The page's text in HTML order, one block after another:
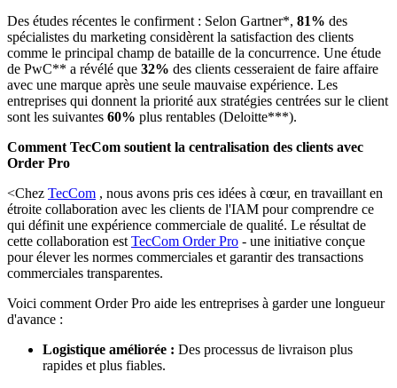
Des études récentes le confirment : Selon Gartner*, 81% des
spécialistes du marketing considèrent la satisfaction des clients
comme le principal champ de bataille de la concurrence. Une étude
de PwC** a révélé que 32% des clients cesseraient de faire affaire
avec une marque après une seule mauvaise expérience. Les
entreprises qui donnent la priorité aux stratégies centrées sur le client
sont les suivantes 60% plus rentables (Deloitte***).
Comment TecCom soutient la centralisation des clients avec
Order Pro
<Chez TecCom , nous avons pris ces idées à cœur, en travaillant en
étroite collaboration avec les clients de l'IAM pour comprendre ce
qui définit une expérience commerciale de qualité. Le résultat de
cette collaboration est TecCom Order Pro - une initiative conçue
pour élever les normes commerciales et garantir des transactions
commerciales transparentes.
Voici comment Order Pro aide les entreprises à garder une longueur
d'avance :
Logistique améliorée : Des processus de livraison plus
rapides et plus fiables.